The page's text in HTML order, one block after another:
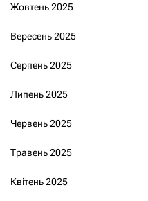
Жовтень 2025
Вересень 2025
Серпень 2025
Липень 2025
Червень 2025
Травень 2025
Квітень 2025